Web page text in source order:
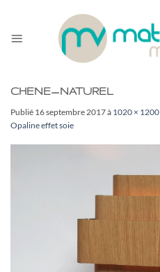
contenu
CHENE_NATUREL
Publié 16 septembre 2017à 1020 × 1200
Opaline effet soie